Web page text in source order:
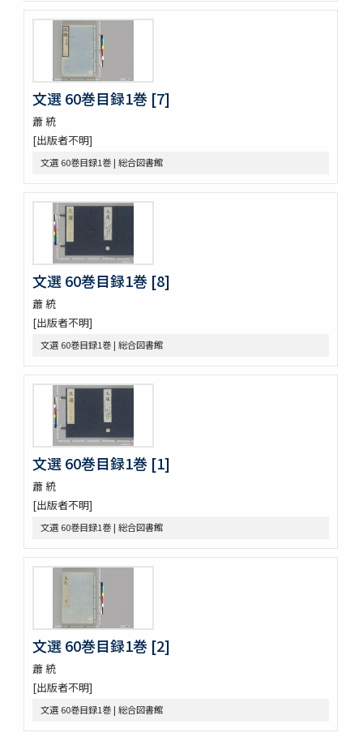
玉襷添紐下解
助辭音義考
言靈顕證圖
助辭音義考
古今集類辭 2巻
甲府新聞
論語 10巻
つれつれ 2巻
曽我物語 12巻
中華若木詩抄 4巻
倭名類聚鈔 20巻
令義解 10巻
論語 10巻
論語 10巻
立齋先生標題觧註音釋十八史畧 7巻
元亨釋書 30巻
論語 10巻
孟子 14巻
大學
中庸 1巻坿補音釋1巻
周易 9巻坿略例 2巻
塵添壒囊鈔 20巻
伊㔟 2巻
日本書紀抄 3巻
略要抄 3巻
倭玉篇 3巻 (存1巻)
大藏一覽集 10巻
唐三體詩註 3巻首1巻
新編排韻増廣事類氏族大全 10巻 (存1巻)
文選 60巻目録1巻
重刋貞和類聚祖苑聯芳集 10巻
大諸禮集 17巻
源氏物語 54巻
兀菴和尚語録
中庸章句詳説
帝鑑圖説 2巻
見聞軍抄 8巻 (存7巻)
文選 60巻目録1巻 [7]
蕭 統
[出版者不明]
文選 60巻目録1巻 | 総合図書館
文選 60巻目録1巻 [8]
蕭 統
[出版者不明]
文選 60巻目録1巻 | 総合図書館
文選 60巻目録1巻 [1]
蕭 統
[出版者不明]
文選 60巻目録1巻 | 総合図書館
文選 60巻目録1巻 [2]
蕭 統
[出版者不明]
文選 60巻目録1巻 | 総合図書館